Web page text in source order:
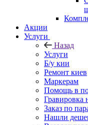
Акции
Услуги
Назад
Услуги
Б/у кии
Ремонт киев
Маркерам
Помощь в
Гравировка
Заказ по
Нашли